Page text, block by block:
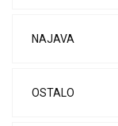
NAJAVA
OSTALO